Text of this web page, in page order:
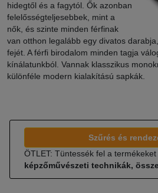
hidegtől és a fagytól. Ők azonban
felelősségteljesebbek, mint a
nők, és szinte minden férfinak
van otthon legalább egy divatos
fejét. A férfi birodalom minden tagja
kínálatunkból. Vannak klasszikus
különféle modern kialakítású sapkák.
Szűrés és
ÖTLET: Tüntessék fel a termékeket
képzőművészeti technikák,